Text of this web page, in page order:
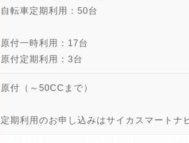
自転車定期利用：50台
原付一時利用：17台
原付定期利用：3台
原付（～50CCまで）
定期利用のお申し込みはサイカスマートナ